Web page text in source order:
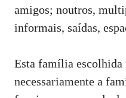
amigos; noutros,
informais, saídas,
Esta família escolhida
necessariamente a